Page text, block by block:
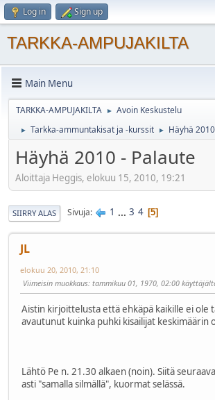
Log in Sign up
TARKKA-AMPUJAKILTA
Main Menu
TARKKA-AMPUJAKILTA ► Avoin Keskustelu
► Tarkka-ammuntakisat ja -kurssit ► Häyhä
Häyhä 2010 - Palaute
Aloittaja Heggis, elokuu 15, 2010, 19:21
SIIRRY ALAS Sivuja 1 ... 3 4 5
JL
elokuu 20, 2010, 21:10
Viimeisin muokkaus: tammikuu 01, 1970, 02:00
Aistin kirjoittelusta että ehkäpä kaikille ei ole
avautunut kuinka puhki kisailijat keskimäärin
Lähtö Pe n. 21.30 alkaen (noin). Siitä
asti "samalla silmällä", kuormat selässä.